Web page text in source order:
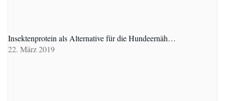
Insektenprotein als Alternative für die Hundeernäh…
22. März 2019